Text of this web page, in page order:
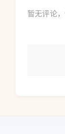
暂无评论